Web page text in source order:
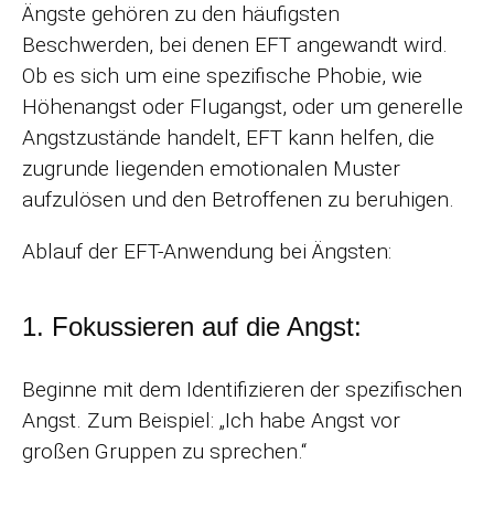
Ängste gehören zu den häufigsten
Beschwerden, bei denen EFT angewandt wird.
Ob es sich um eine spezifische Phobie, wie
Höhenangst oder Flugangst, oder um generelle
Angstzustände handelt, EFT kann helfen, die
zugrunde liegenden emotionalen Muster
aufzulösen und den Betroffenen zu beruhigen.
Ablauf der EFT-Anwendung bei Ängsten:
1. Fokussieren auf die Angst:
Beginne mit dem Identifizieren der spezifischen
Angst. Zum Beispiel: „Ich habe Angst vor
großen Gruppen zu sprechen.“